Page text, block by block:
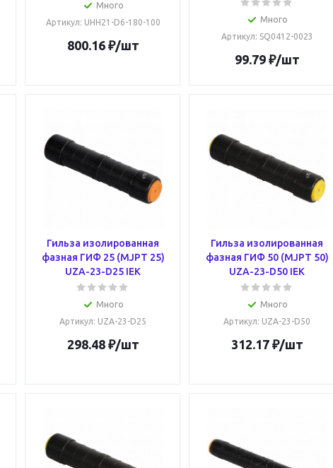
Много
Артикул: UHH21-D6-180-100
800.16₽/шт
Много
Артикул: SQ0412-0023
99.79₽/шт
Гильза изолированная
фазная ГИФ 25 (MJPT 25)
UZA-23-D25 IEK
Много
Артикул: UZA-23-D25
298.48₽/шт
Гильза изолированная
фазная ГИФ 50 (MJPT 50)
UZA-23-D50 IEK
Много
Артикул: UZA-23-D50
312.17₽/шт